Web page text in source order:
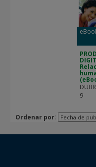
9
Ordenar por: